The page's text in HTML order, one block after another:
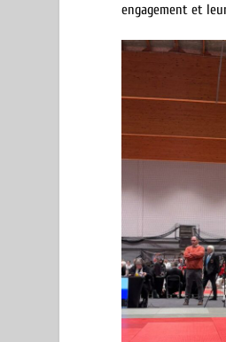
engagement et